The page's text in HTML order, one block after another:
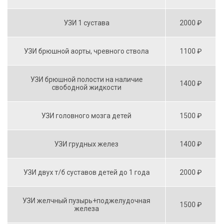
УЗИ 1 сустава 2000 ₽
УЗИ брюшной аорты, чревного ствола 1100 ₽
УЗИ брюшной полости на наличие
свободной жидкости
1400 ₽
УЗИ головного мозга детей 1500 ₽
УЗИ грудных желез 1400 ₽
УЗИ двух т/б суставов детей до 1 года 2000 ₽
УЗИ желчный пузырь+поджелудочная
железа
1500 ₽